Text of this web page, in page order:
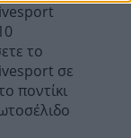
το
σε
ποντίκι